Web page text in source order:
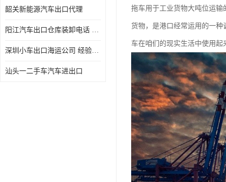
韶关新能源汽车出口代理
阳江汽车出口仓库装卸电话 经验丰富
深圳小车出口海运公司 经验丰富
汕头一二手车汽车进出口
拖车用于工业货物大吨位运
货物，是港口经常运用的一
车在咱们的现实生活中使用